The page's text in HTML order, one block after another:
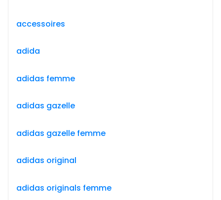
accessoires
adida
adidas femme
adidas gazelle
adidas gazelle femme
adidas original
adidas originals femme